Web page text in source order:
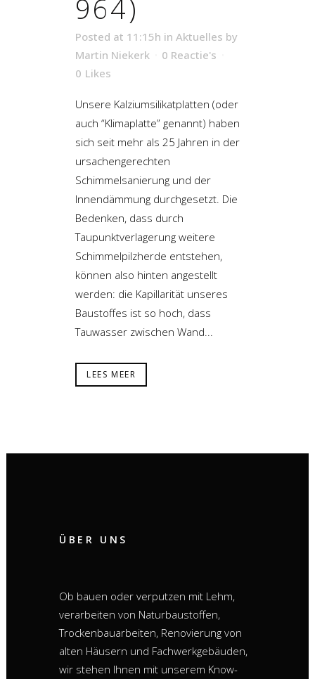
964)
Posted at 11:15h in Aktuelles by
Martin Niekerk
0 Reactie's
0 Likes
Unsere Kalziumsilikatplatten (oder
auch “Klimaplatte” genannt) haben
sich seit mehr als 25 Jahren in der
ursachengerechten
Schimmelsanierung und der
Innendämmung durchgesetzt. Die
Bedenken, dass durch
Taupunktverlagerung weitere
Schimmelpilzherde entstehen,
können also hinten angestellt
werden: die Kapillarität unseres
Baustoffes ist so hoch, dass
Tauwasser zwischen Wand...
LEES MEER
ÜBER UNS
Ob bauen oder verputzen mit Lehm,
verarbeiten von Naturbaustoffen,
Trockenbauarbeiten, Renovierung von
alten Häusern und Fachwerkgebäuden,
wir stehen Ihnen mit unserem Know-